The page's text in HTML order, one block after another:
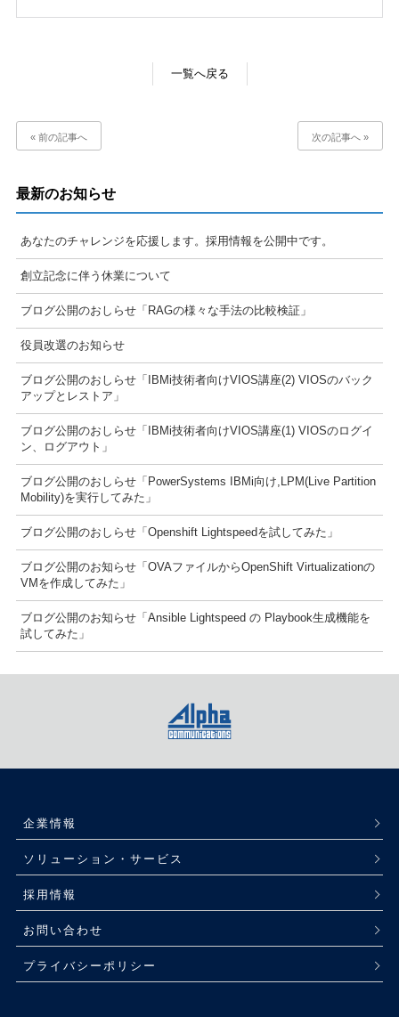
一覧へ戻る
« 前の記事へ 次の記事へ »
最新のお知らせ
あなたのチャレンジを応援します。採用情報を公開中です。
創立記念に伴う休業について
ブログ公開のおしらせ「RAGの様々な手法の比較検証」
役員改選のお知らせ
ブログ公開のおしらせ「IBMi技術者向けVIOS講座(2) VIOSのバック
アップとレストア」
ブログ公開のおしらせ「IBMi技術者向けVIOS講座(1) VIOSのログイ
ン、ログアウト」
ブログ公開のおしらせ「PowerSystems IBMi向け,LPM(Live Partition
Mobility)を実行してみた」
ブログ公開のおしらせ「Openshift Lightspeedを試してみた」
ブログ公開のお知らせ「OVAファイルからOpenShift Virtualizationの
VMを作成してみた」
ブログ公開のお知らせ「Ansible Lightspeed の Playbook生成機能を
試してみた」
企業情報
ソリューション・サービス
採用情報
お問い合わせ
プライバシーポリシー